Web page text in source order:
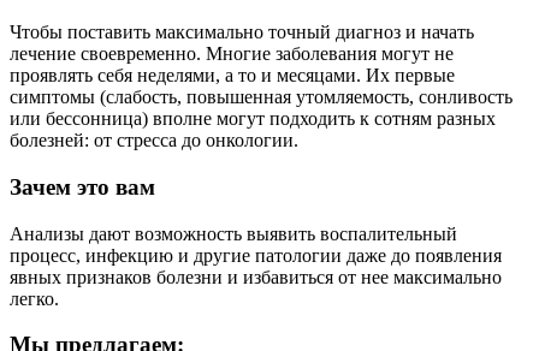
Чтобы поставить максимально точный диагноз и начать
лечение своевременно. Многие заболевания могут не
проявлять себя неделями, а то и месяцами. Их первые
симптомы (слабость, повышенная утомляемость, сонливость
или бессонница) вполне могут подходить к сотням разных
болезней: от стресса до онкологии.
Зачем это вам
Анализы дают возможность выявить воспалительный
процесс, инфекцию и другие патологии даже до появления
явных признаков болезни и избавиться от нее максимально
легко.
Мы предлагаем: